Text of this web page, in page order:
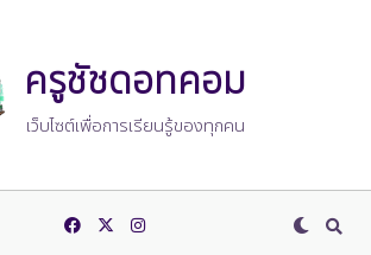
ครูชัชดอทคอม
เว็บไซต์เพื่อการเรียนรู้ของทุกคน